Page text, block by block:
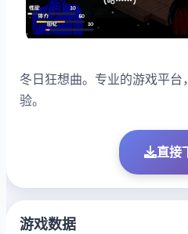
冬日狂想曲。专业的游戏平
验。
直接
游戏数据